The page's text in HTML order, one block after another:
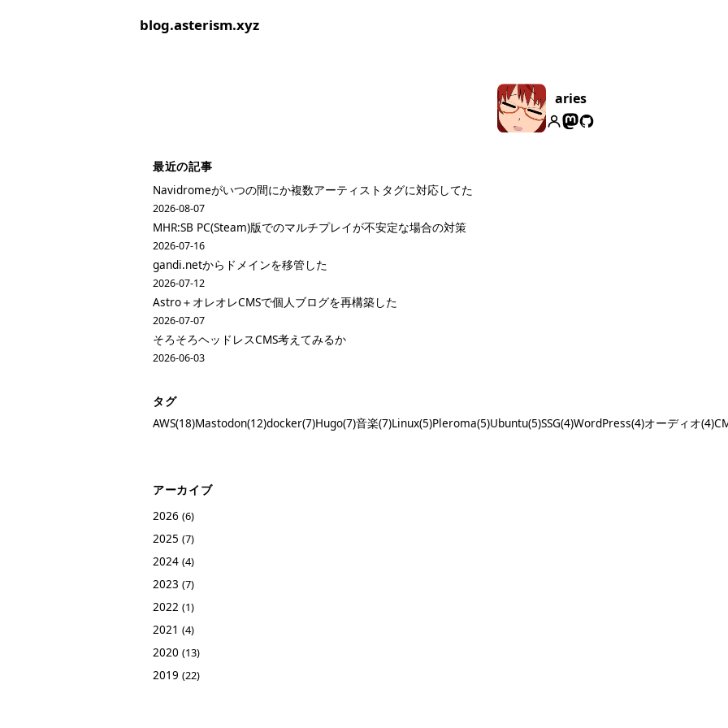
blog.asterism.xyz
aries
最近の記事
Navidromeがいつの間にか複数アーティストタグに対応してた
2026-08-07
MHR:SB PC(Steam)版でのマルチプレイが不安定な場合の対策
2026-07-16
gandi.netからドメインを移管した
2026-07-12
Astro＋オレオレCMSで個人ブログを再構築した
2026-07-07
そろそろヘッドレスCMS考えてみるか
2026-06-03
タグ
AWS(18)Mastodon(12)docker(7)Hugo(7)音楽(7)Linux(5)Pleroma(5)Ubuntu(5)SSG(4)WordPress(4)オーディオ(4)
アーカイブ
2026 (6)
2025 (7)
2024 (4)
2023 (7)
2022 (1)
2021 (4)
2020 (13)
2019 (22)